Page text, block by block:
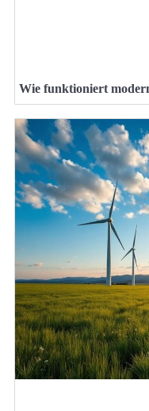
Wie funktioniert